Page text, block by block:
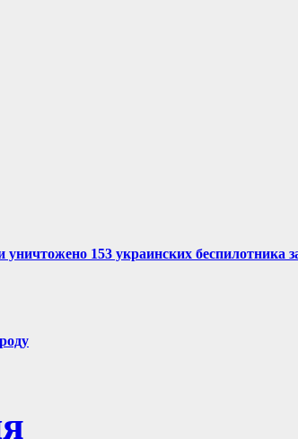
153 украинских беспилотника